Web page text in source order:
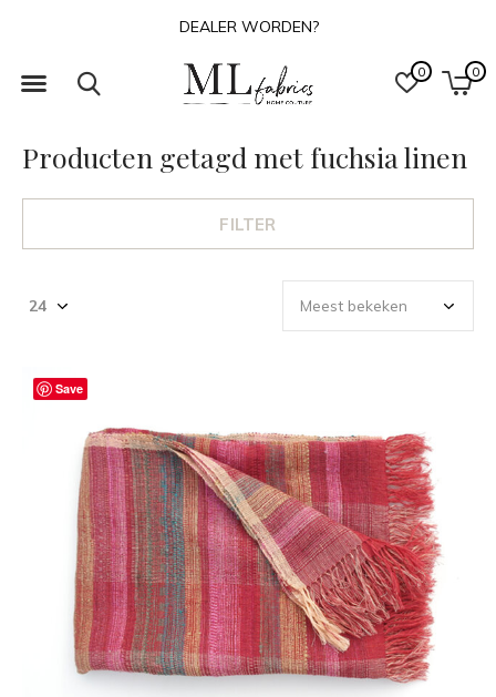
0 0
DEALER WORDEN?
Producten getagd met fuchsia linen
FILTER
Save